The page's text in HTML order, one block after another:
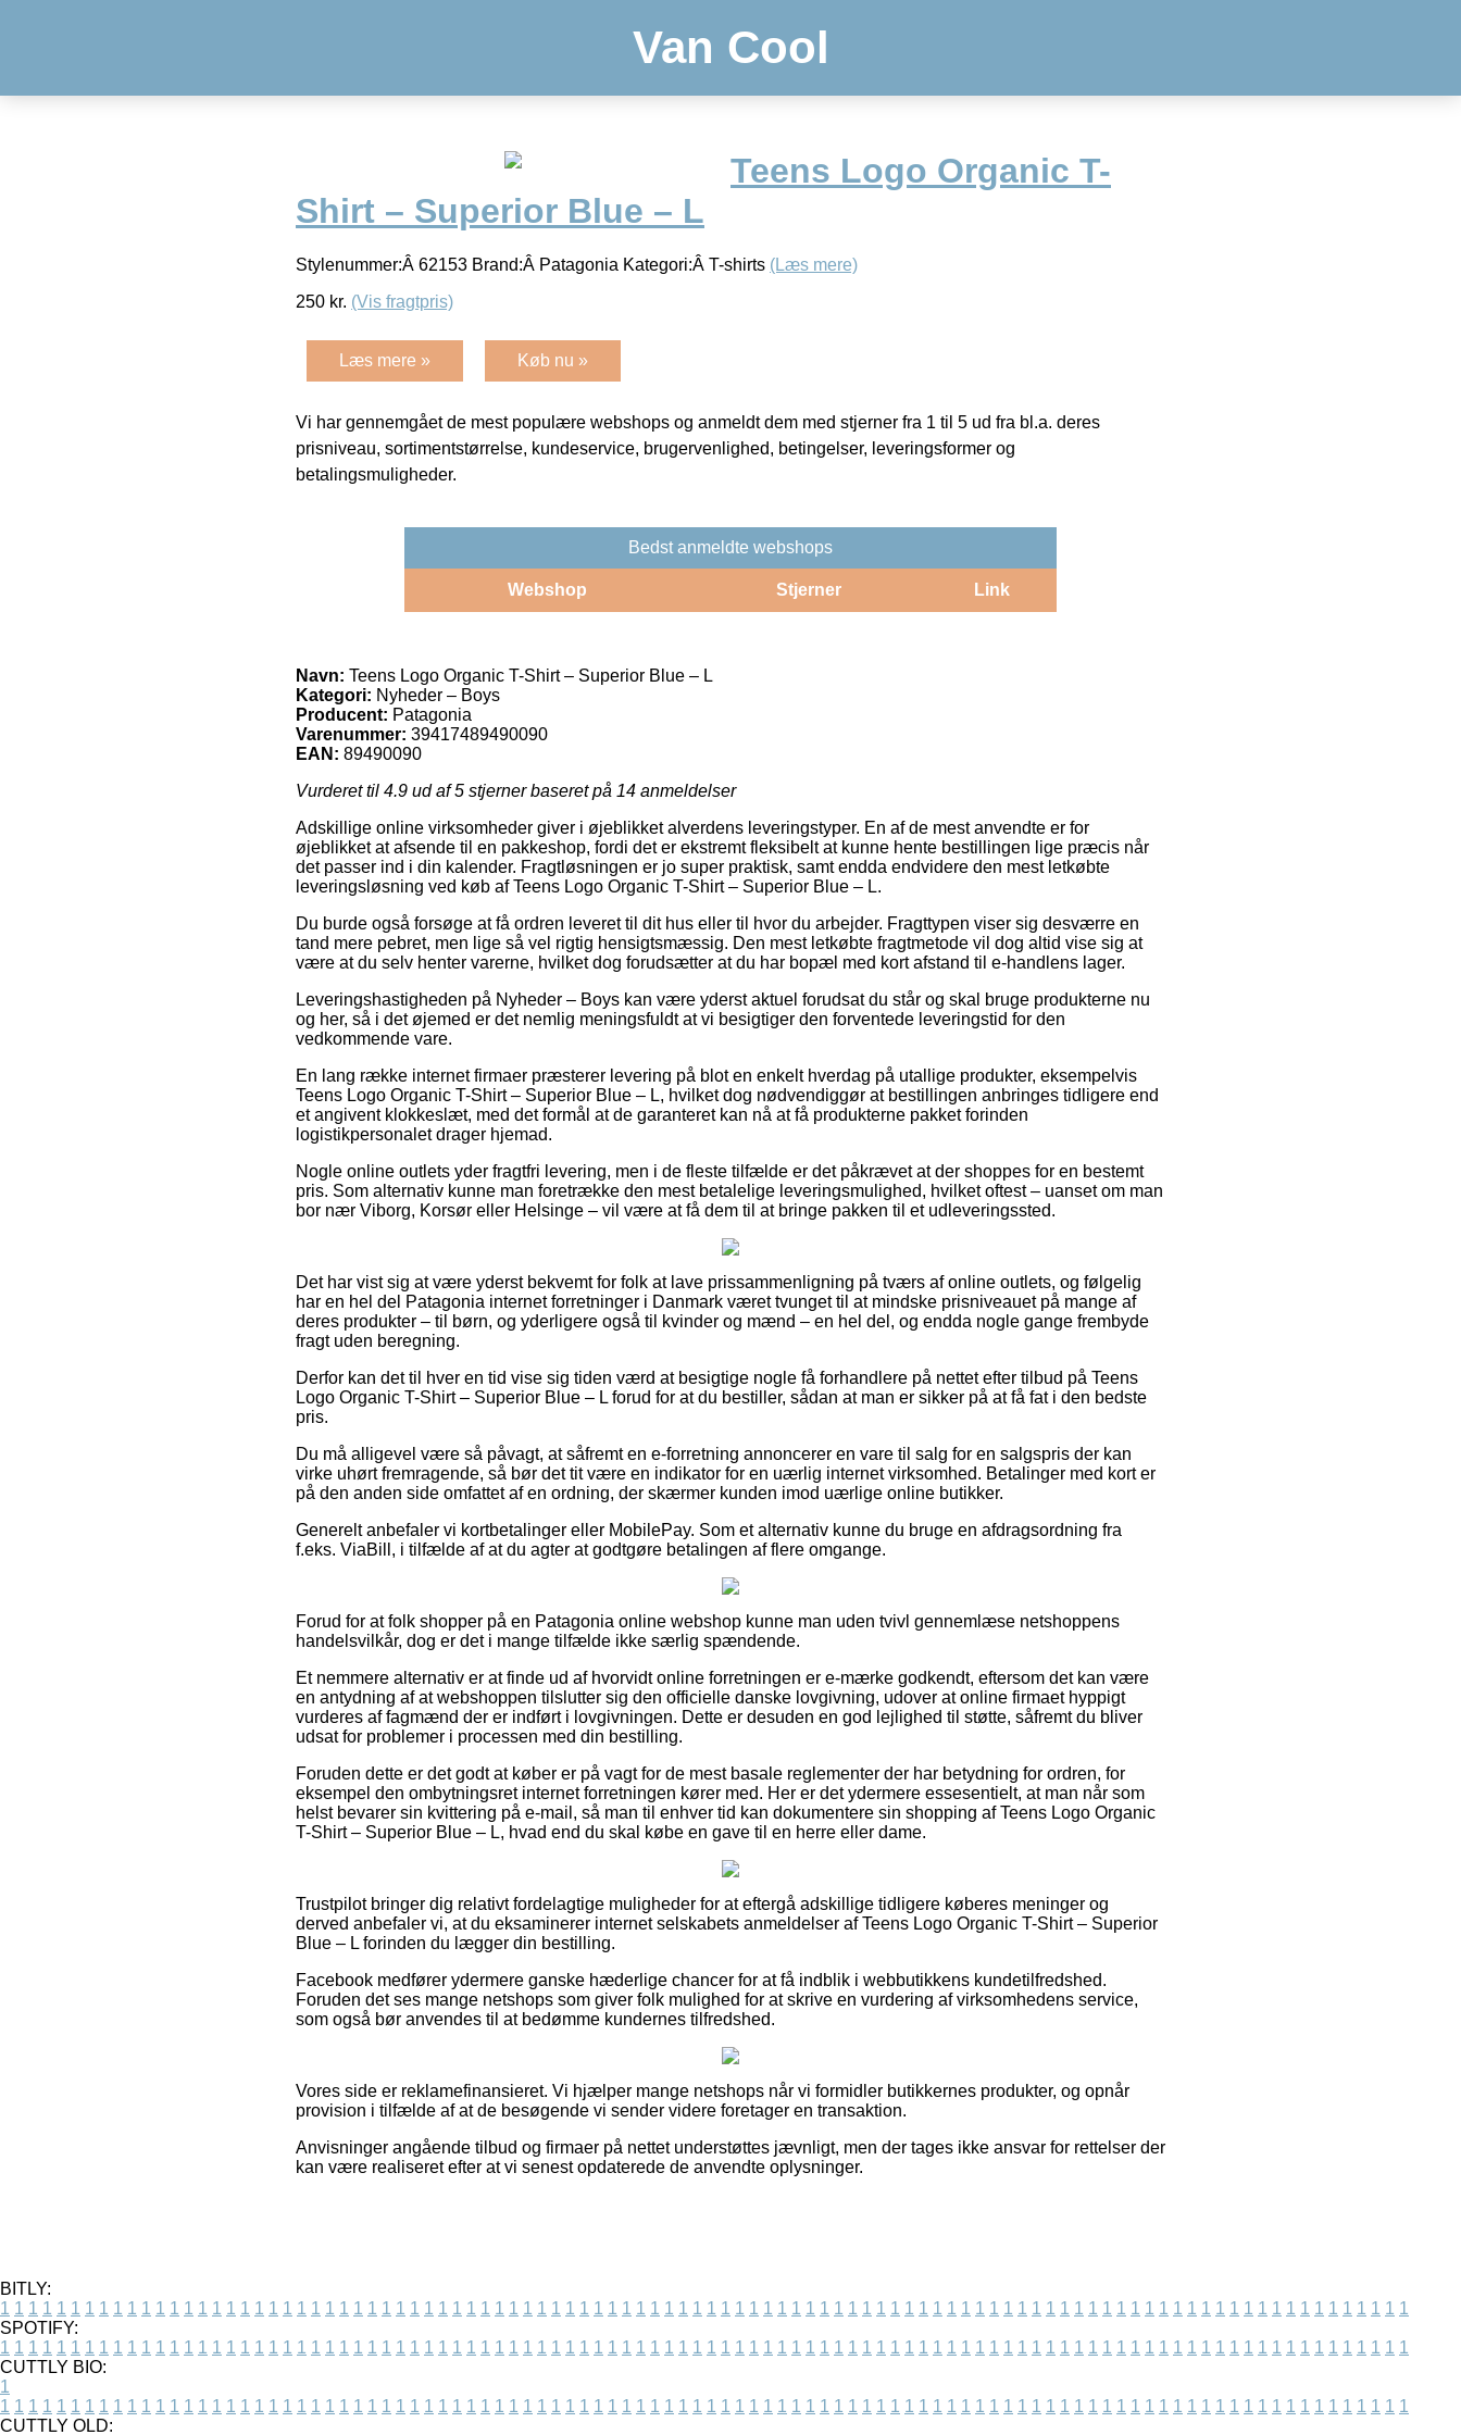
Van Cool
Teens Logo Organic T-
Shirt – Superior Blue – L
Stylenummer:Â 62153 Brand:Â Patagonia Kategori:Â T-shirts (Læs mere)
250 kr. (Vis fragtpris)
Læs mere » Køb nu »
Vi har gennemgået de mest populære webshops og anmeldt dem med stjerner fra 1 til 5 ud fra bl.a. deres
prisniveau, sortimentstørrelse, kundeservice, brugervenlighed, betingelser, leveringsformer og
betalingsmuligheder.
Bedst anmeldte webshops
Webshop Stjerner Link
Navn: Teens Logo Organic T-Shirt – Superior Blue – L
Kategori: Nyheder – Boys
Producent: Patagonia
Varenummer: 39417489490090
EAN: 89490090
Vurderet til 4.9 ud af 5 stjerner baseret på 14 anmeldelser
Adskillige online virksomheder giver i øjeblikket alverdens leveringstyper. En af de mest anvendte er for
øjeblikket at afsende til en pakkeshop, fordi det er ekstremt fleksibelt at kunne hente bestillingen lige præcis når
det passer ind i din kalender. Fragtløsningen er jo super praktisk, samt endda endvidere den mest letkøbte
leveringsløsning ved køb af Teens Logo Organic T-Shirt – Superior Blue – L.
Du burde også forsøge at få ordren leveret til dit hus eller til hvor du arbejder. Fragttypen viser sig desværre en
tand mere pebret, men lige så vel rigtig hensigtsmæssig. Den mest letkøbte fragtmetode vil dog altid vise sig at
være at du selv henter varerne, hvilket dog forudsætter at du har bopæl med kort afstand til e-handlens lager.
Leveringshastigheden på Nyheder – Boys kan være yderst aktuel forudsat du står og skal bruge produkterne nu
og her, så i det øjemed er det nemlig meningsfuldt at vi besigtiger den forventede leveringstid for den
vedkommende vare.
En lang række internet firmaer præsterer levering på blot en enkelt hverdag på utallige produkter, eksempelvis
Teens Logo Organic T-Shirt – Superior Blue – L, hvilket dog nødvendiggør at bestillingen anbringes tidligere end
et angivent klokkeslæt, med det formål at de garanteret kan nå at få produkterne pakket forinden
logistikpersonalet drager hjemad.
Nogle online outlets yder fragtfri levering, men i de fleste tilfælde er det påkrævet at der shoppes for en bestemt
pris. Som alternativ kunne man foretrække den mest betalelige leveringsmulighed, hvilket oftest – uanset om man
bor nær Viborg, Korsør eller Helsinge – vil være at få dem til at bringe pakken til et udleveringssted.
Det har vist sig at være yderst bekvemt for folk at lave prissammenligning på tværs af online outlets, og følgelig
har en hel del Patagonia internet forretninger i Danmark været tvunget til at mindske prisniveauet på mange af
deres produkter – til børn, og yderligere også til kvinder og mænd – en hel del, og endda nogle gange frembyde
fragt uden beregning.
Derfor kan det til hver en tid vise sig tiden værd at besigtige nogle få forhandlere på nettet efter tilbud på Teens
Logo Organic T-Shirt – Superior Blue – L forud for at du bestiller, sådan at man er sikker på at få fat i den bedste
pris.
Du må alligevel være så påvagt, at såfremt en e-forretning annoncerer en vare til salg for en salgspris der kan
virke uhørt fremragende, så bør det tit være en indikator for en uærlig internet virksomhed. Betalinger med kort er
på den anden side omfattet af en ordning, der skærmer kunden imod uærlige online butikker.
Generelt anbefaler vi kortbetalinger eller MobilePay. Som et alternativ kunne du bruge en afdragsordning fra
f.eks. ViaBill, i tilfælde af at du agter at godtgøre betalingen af flere omgange.
Forud for at folk shopper på en Patagonia online webshop kunne man uden tvivl gennemlæse netshoppens
handelsvilkår, dog er det i mange tilfælde ikke særlig spændende.
Et nemmere alternativ er at finde ud af hvorvidt online forretningen er e-mærke godkendt, eftersom det kan være
en antydning af at webshoppen tilslutter sig den officielle danske lovgivning, udover at online firmaet hyppigt
vurderes af fagmænd der er indført i lovgivningen. Dette er desuden en god lejlighed til støtte, såfremt du bliver
udsat for problemer i processen med din bestilling.
Foruden dette er det godt at køber er på vagt for de mest basale reglementer der har betydning for ordren, for
eksempel den ombytningsret internet forretningen kører med. Her er det ydermere essesentielt, at man når som
helst bevarer sin kvittering på e-mail, så man til enhver tid kan dokumentere sin shopping af Teens Logo Organic
T-Shirt – Superior Blue – L, hvad end du skal købe en gave til en herre eller dame.
Trustpilot bringer dig relativt fordelagtige muligheder for at eftergå adskillige tidligere køberes meninger og
derved anbefaler vi, at du eksaminerer internet selskabets anmeldelser af Teens Logo Organic T-Shirt – Superior
Blue – L forinden du lægger din bestilling.
Facebook medfører ydermere ganske hæderlige chancer for at få indblik i webbutikkens kundetilfredshed.
Foruden det ses mange netshops som giver folk mulighed for at skrive en vurdering af virksomhedens service,
som også bør anvendes til at bedømme kundernes tilfredshed.
Vores side er reklamefinansieret. Vi hjælper mange netshops når vi formidler butikkernes produkter, og opnår
provision i tilfælde af at de besøgende vi sender videre foretager en transaktion.
Anvisninger angående tilbud og firmaer på nettet understøttes jævnligt, men der tages ikke ansvar for rettelser der
kan være realiseret efter at vi senest opdaterede de anvendte oplysninger.
BITLY:
1 1 1 1 1 1 1 1 1 1 1 1 1 1 1 1 1 1 1 1 1 1 1 1 1 1 1 1 1 1 1 1 1 1 1 1 1 1 1 1 1 1 1 1 1 1 1 1 1 1 1 1 1 1 1 1 1 1 1 1 1 1 1 1 1 1 1 1 1 1 1 1 1 1 1 1 1 1 1 1 1 1 1 1 1 1 1 1 1 1 1 1 1 1 1 1 1 1 1 1
SPOTIFY:
1 1 1 1 1 1 1 1 1 1 1 1 1 1 1 1 1 1 1 1 1 1 1 1 1 1 1 1 1 1 1 1 1 1 1 1 1 1 1 1 1 1 1 1 1 1 1 1 1 1 1 1 1 1 1 1 1 1 1 1 1 1 1 1 1 1 1 1 1 1 1 1 1 1 1 1 1 1 1 1 1 1 1 1 1 1 1 1 1 1 1 1 1 1 1 1 1 1 1 1
CUTTLY BIO:
1
1 1 1 1 1 1 1 1 1 1 1 1 1 1 1 1 1 1 1 1 1 1 1 1 1 1 1 1 1 1 1 1 1 1 1 1 1 1 1 1 1 1 1 1 1 1 1 1 1 1 1 1 1 1 1 1 1 1 1 1 1 1 1 1 1 1 1 1 1 1 1 1 1 1 1 1 1 1 1 1 1 1 1 1 1 1 1 1 1 1 1 1 1 1 1 1 1 1 1 1
CUTTLY OLD: